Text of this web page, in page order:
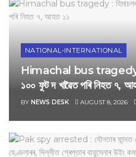
NATIONAL-INTERNATIONAL
Himachal bus tragedy :
১০০ ফুট দ খাৱৈত পৰি নিহত ৭,
BY NEWS DESK AUGUST 8, 2026